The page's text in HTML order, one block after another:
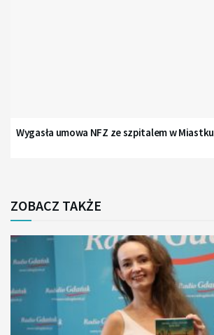
Wygasła umowa NFZ ze szpitalem w Miastku
ZOBACZ TAKŻE